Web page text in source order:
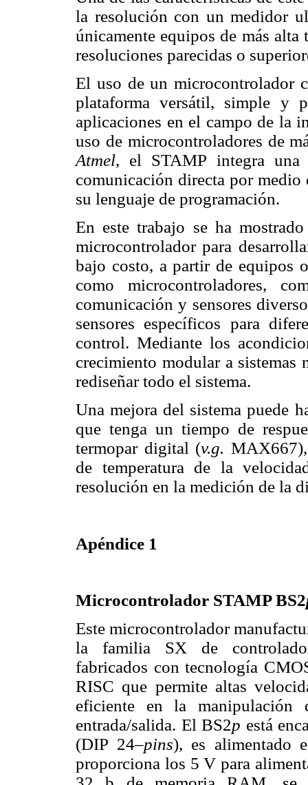
la resolución con un medidor
únicamente equipos de más
resoluciones parecidas o
El uso de un microcontrolador
plataforma versátil, simple y
aplicaciones en el campo de la
uso de microcontroladores de
Atmel, el STAMP integra una
comunicación directa por
su lenguaje de programación.
En este trabajo se ha
microcontrolador para
bajo costo, a partir de equipos
como microcontroladores,
comunicación y sensores
sensores específicos para
control. Mediante los
crecimiento modular a sistemas
rediseñar todo el sistema.
Una mejora del sistema puede
que tenga un tiempo de
termopar digital (v.g.
de temperatura de la
resolución en la medición de la
Apéndice 1
Microcontrolador STAMP BS2
Este microcontrolador
la familia SX de
fabricados con tecnología
RISC que permite altas
eficiente en la
entrada/salida. El BS2p está
(DIP 24–pins), es alimentado
proporciona los 5 V para